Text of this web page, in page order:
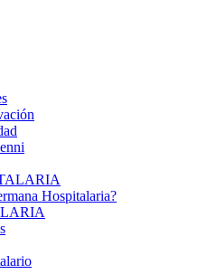
Hospitalaria?